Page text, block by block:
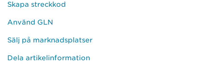
Skapa streckkod
Använd GLN
Sälj på marknadsplatser
Dela artikelinformation